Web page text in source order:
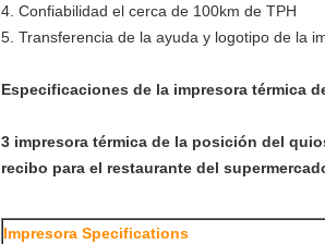
4. Confiabilidad el cerca de 100km de TPH
5. Transferencia de la ayuda y logotipo de la
Especificaciones de la impresora térmica
3 impresora térmica de la posición del
recibo para el restaurante del
Impresora Specifications